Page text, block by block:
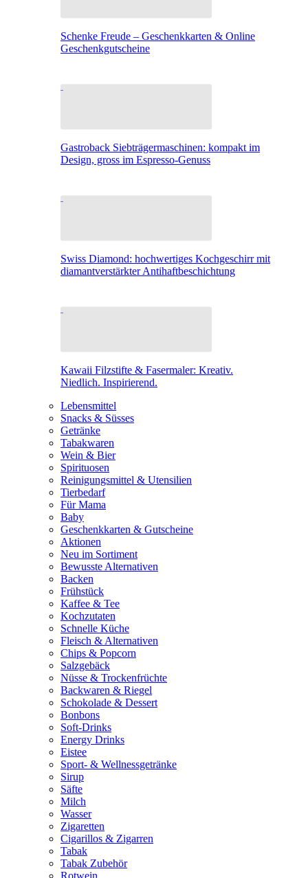
Schenke Freude – Geschenkkarten & Online
Geschenkgutscheine
Gastroback Siebträgermaschinen: kompakt im
Design, gross im Espresso-Genuss
Swiss Diamond: hochwertiges Kochgeschirr mit
diamantverstärkter Antihaftbeschichtung
Kawaii Filzstifte & Fasermaler: Kreativ.
Niedlich. Inspirierend.
Lebensmittel
Snacks & Süsses
Getränke
Tabakwaren
Wein & Bier
Spirituosen
Reinigungsmittel & Utensilien
Tierbedarf
Für Mama
Baby
Geschenkkarten & Gutscheine
Aktionen
Neu im Sortiment
Bewusste Alternativen
Backen
Frühstück
Kaffee & Tee
Kochzutaten
Schnelle Küche
Fleisch & Alternativen
Chips & Popcorn
Salzgebäck
Nüsse & Trockenfrüchte
Backwaren & Riegel
Schokolade & Dessert
Bonbons
Soft-Drinks
Energy Drinks
Eistee
Sport- & Wellnessgetränke
Sirup
Säfte
Milch
Wasser
Zigaretten
Cigarillos & Zigarren
Tabak
Tabak Zubehör
Rotwein